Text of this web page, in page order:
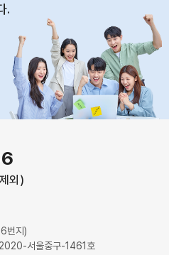
.
외)
번지)
2020-서울중구-1461호